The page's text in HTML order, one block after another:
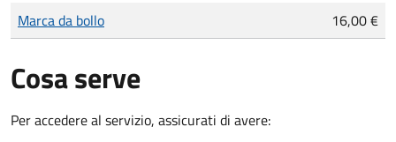
Tipo di pagamento
Importo
Marca da bollo 16,00 €
Cosa serve
Per accedere al servizio, assicurati di avere: